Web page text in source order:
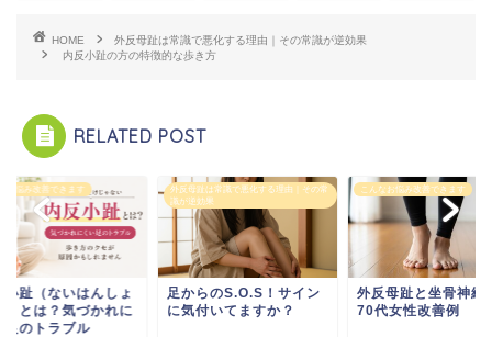
HOME
外反母趾は常識で悪化する理由｜その常識が逆効果
内反小趾の方の特徴的な歩き方
RELATED POST
お悩み改善できます
小趾（ないはんしょ
）とは？気づかれに
足のトラブル
外反母趾は常識で悪化する理由｜その常
識が逆効果
足からのS.O.S！サイン
に気付いてますか？
こんなお悩み改善できます
外反母趾と坐骨神経
70代女性改善例